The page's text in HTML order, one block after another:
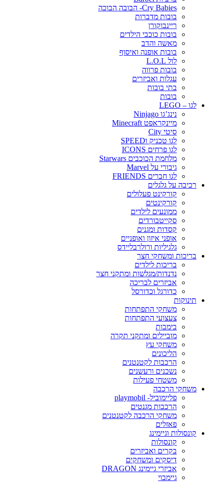
Cry Babies- הבובה הבוכה
בובות מדברות
ריינבוקורן
בובות כוכבי הילדים
מאשה והדב
בובות אופנה ואיסוף
לול L.O.L
בובות פרווה
עגלות ואביזרים
בתי בובות
בובות
לגו – LEGO
נינג’גו Ninjago
מיינקראפט Minecraft
סיטי City
לגו טכניק וSPEED
לגו פרחים ICONS
מלחמת הכוכבים Starwars
גיבורי על Marvel
לגו חברים FRIENDS
רכיבה על גלגלים
קורקינט פעלולים
קורקינטים
ממונעים לילדים
סקייטבורדים
קסדות ומגנים
אופני איזון ואופניים
גלגיליות ורולרבליידס
בריכות ומשחקי חצר
בריכות לילדים
נדנדות/מגלשות ומתקני חצר
אביזרים לבריכה
כדורגל וכדורסל
תינוקות
משחקי התפתחות
צעצועי התפתחות
בימבות
מוביילים ומתקני תקרה
משחקי עץ
הליכונים
הרכבות לקטנטנים
נשכנים ורעשנים
משטחי פעילות
משחקי הרכבה
פליימוביל- playmobil
הרכבות מגנטים
משחקי הרכבה לקטנטנים
פאזלים
קונסולות וגיימינג
קונסולות
בקרים ואביזרים
דיסקים ומשחקים
אביזרי גיימינג DRAGON
גיימבוי